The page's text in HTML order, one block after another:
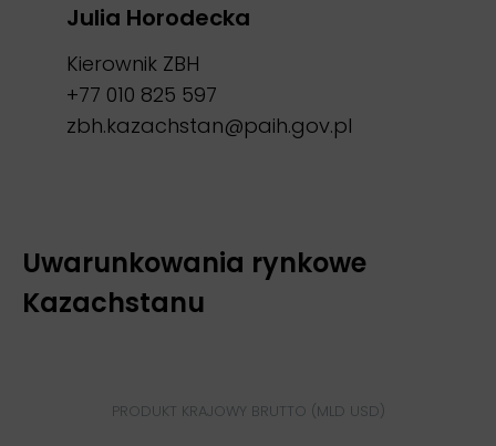
Julia Horodecka
Kierownik ZBH
+77 010 825 597
zbh.kazachstan@paih.gov.pl
Uwarunkowania rynkowe
Kazachstanu
PRODUKT KRAJOWY BRUTTO (MLD USD)